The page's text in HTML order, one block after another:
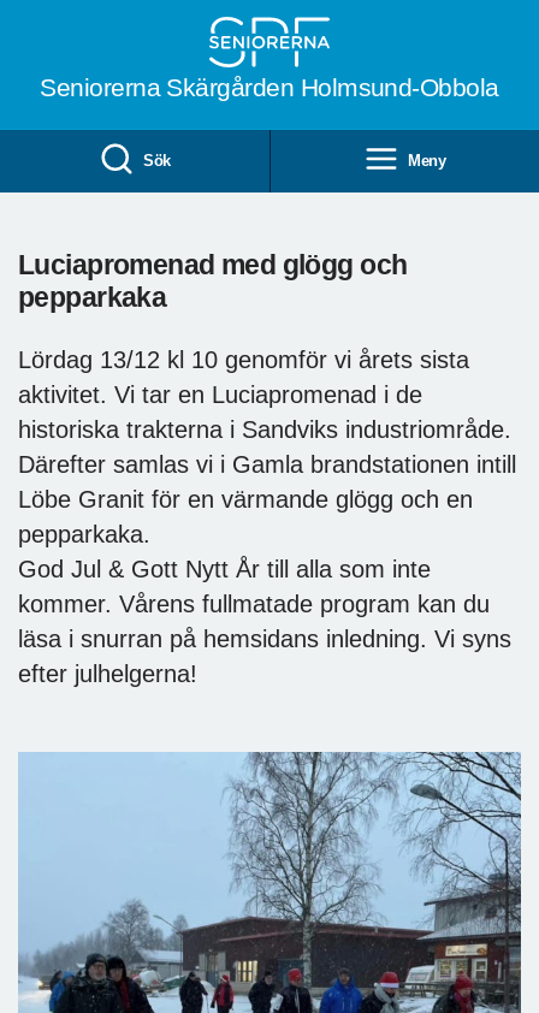
Seniorerna Skärgården Holmsund-Obbola
Sök Meny
Luciapromenad med glögg och
pepparkaka
Lördag 13/12 kl 10 genomför vi årets sista
aktivitet. Vi tar en Luciapromenad i de
historiska trakterna i Sandviks industriområde.
Därefter samlas vi i Gamla brandstationen intill
Löbe Granit för en värmande glögg och en
pepparkaka.
God Jul & Gott Nytt År till alla som inte
kommer. Vårens fullmatade program kan du
läsa i snurran på hemsidans inledning. Vi syns
efter julhelgerna!